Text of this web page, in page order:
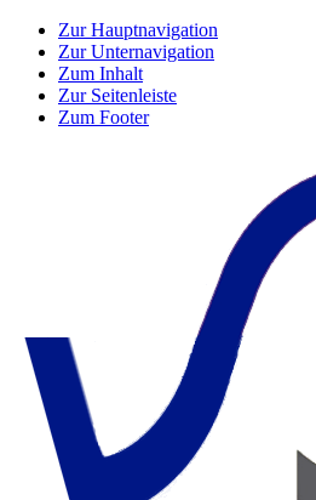
Zur Hauptnavigation
Zur Unternavigation
Zum Inhalt
Zur Seitenleiste
Zum Footer